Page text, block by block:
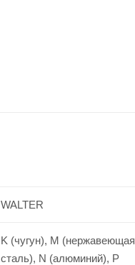
WALTER
K (чугун), M (нержавеющая
сталь), N (алюминий), P